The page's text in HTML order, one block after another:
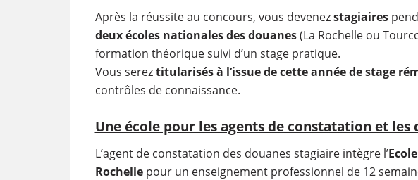
Après la réussite au concours, vous devenezstagiaires
deux écoles nationales des douanes(La Rochelle ou
formation théorique suivi d’un stage pratique.
Vous sereztitularisés à l’issue de cette année de stage
contrôles de connaissance.
Une école pour les agents de constatation et les
L’agent de constatation des douanes stagiaire intègre l’
Rochellepour un enseignement professionnel de 12